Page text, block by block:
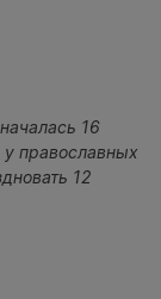
16
православных
12